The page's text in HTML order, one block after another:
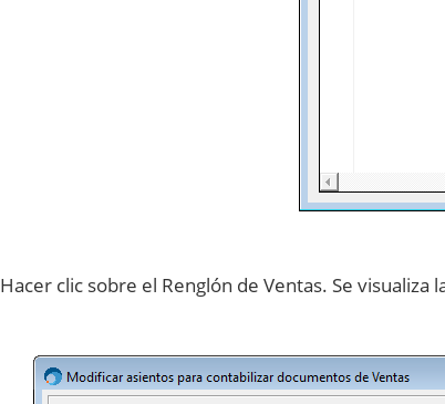
Hacer clic sobre el Renglón de Ventas. Se visualiza